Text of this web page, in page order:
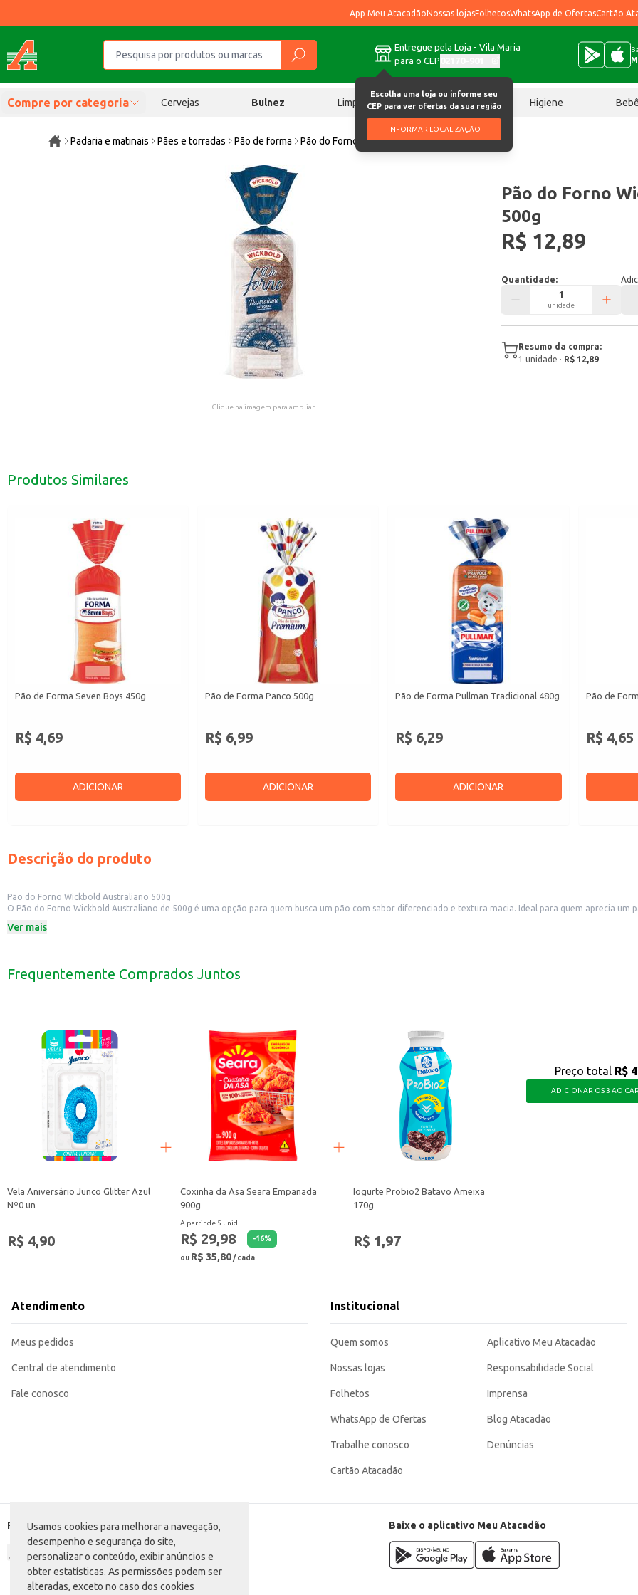
Usamos cookies para melhorar a navegação,
desempenho e segurança do site,
personalizar o conteúdo, exibir anúncios e
obter estatísticas. As permissões podem ser
alteradas, exceto no caso dos cookies
App Meu AtacadãoNossas lojasFolhetosWhatsApp de OfertasCartão
Entregue pela Loja - Vila Maria
para o CEP
Escolha uma loja ou informe seu
CEP para ver ofertas da sua região
INFORMAR LOCALIZAÇÃO
Compre por categoria Cervejas Bulnez Limpeza Chocolates Higiene
Padaria e matinais Pães e torradas Pão de forma Pão do Forno Wickbold Australiano 500g
Clique na imagem para ampliar.
Pão do Forno
500g
R$ 12,89
Quantidade:
unidade
Resumo da compra:
1 unidade · R$ 12,89
Produtos Similares
Pão de Forma Seven Boys 450g
R$ 4,69
ADICIONAR
Pão de Forma Panco 500g
R$ 6,99
ADICIONAR
Pão de Forma Pullman Tradicional 480g
R$ 6,29
ADICIONAR
Pão de
R$ 4,65
Descrição do produto
Pão do Forno Wickbold Australiano 500g
O Pão do Forno Wickbold Australiano de 500g é uma opção para quem busca um pão com sabor diferenciado e textura macia. Ideal para quem aprecia
Dicas de Uso:
Uma boa opção para compor cestas de café da manhã.
Ver mais
Frequentemente Comprados Juntos
Vela Aniversário Junco Glitter Azul
Nº0 un
R$ 4,90
Coxinha da Asa Seara Empanada
900g
A partir de 5 unid.
R$ 29,98 -16%
ou R$ 35,80/ cada
Iogurte Probio2 Batavo Ameixa
170g
R$ 1,97
Preço total R$
ADICIONAR OS 3 AO
Atendimento
Meus pedidos
Central de atendimento
Fale conosco
Institucional
Quem somos
Nossas lojas
Folhetos
WhatsApp de Ofertas
Trabalhe conosco
Cartão Atacadão
Aplicativo Meu Atacadão
Responsabilidade Social
Imprensa
Blog Atacadão
Denúncias
Formas de pagamento Baixe o aplicativo Meu Atacadão